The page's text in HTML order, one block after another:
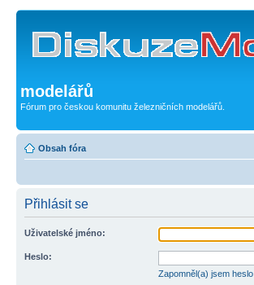
modelářů
Fórum pro českou komunitu železničních modelářů.
Obsah fóra
Přihlásit se
Uživatelské jméno:
Heslo:
Zapomněl(a) jsem heslo